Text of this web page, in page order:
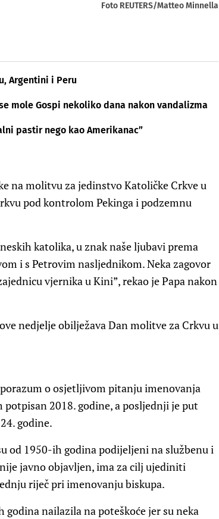
Foto REUTERS/Matteo Minnella
Argentini i Peru
mole Gospi nekoliko dana nakon vandalizma
pastir nego kao Amerikanac”
na molitvu za jedinstvo Katoličke Crkve u
pod kontrolom Pekinga i podzemnu
katolika, u znak naše ljubavi prema
i s Petrovim nasljednikom. Neka zagovor
vjernika u Kini”, rekao je Papa nakon
nedjelje obilježava Dan molitve za Crkvu u
o osjetljivom pitanju imenovanja
2018. godine, a posljednji je put
godine.
od 1950-ih godina podijeljeni na službenu i
javno objavljen, ima za cilj ujediniti
riječ pri imenovanju biskupa.
nailazila na poteškoće jer su neka